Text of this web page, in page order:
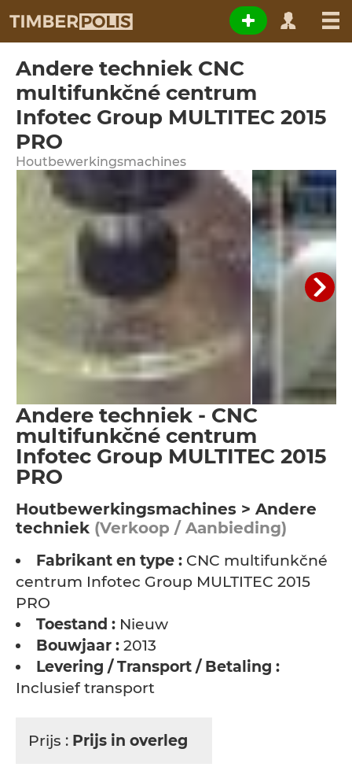
Andere techniek CNC
multifunkčné centrum
Infotec Group MULTITEC 2015
PRO
Houtbewerkingsmachines
Andere techniek - CNC
multifunkčné centrum
Infotec Group MULTITEC 2015
PRO
Houtbewerkingsmachines > Andere
techniek (Verkoop / Aanbieding)
Fabrikant en type : CNC multifunkčné
centrum Infotec Group MULTITEC 2015
PRO
Toestand : Nieuw
Bouwjaar : 2013
Levering / Transport / Betaling :
Inclusief transport
Prijs : Prijs in overleg